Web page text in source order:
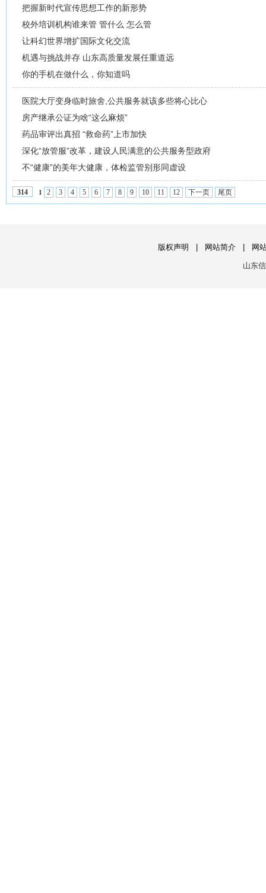
把握新时代宣传思想工作的新形势
校外培训机构谁来管 管什么 怎么管
让科幻世界增扩国际文化交流
机遇与挑战并存 山东高质量发展任重道远
你的手机在做什么，你知道吗
医院大厅变身临时旅舍,公共服务就该多些将心比心
房产继承公证为啥“这么麻烦”
药品审评出真招 “救命药”上市加快
深化“放管服”改革，建设人民满意的公共服务型政府
不“健康”的美年大健康，体检监管别形同虚设
314 1 2 3 4 5 6 7 8 9 10 11 12 下一页 尾页
版权声明 网站简介 网
山东